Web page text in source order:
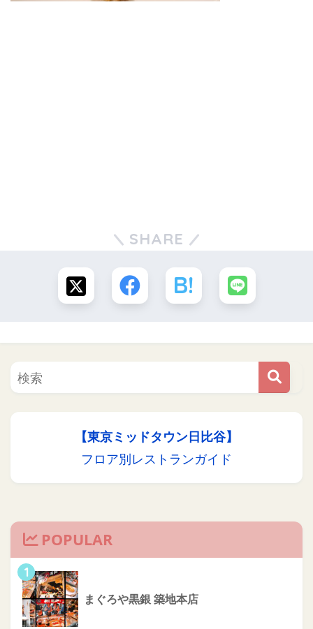
SHARE
【東京ミッドタウン日比谷】
フロア別レストランガイド
POPULAR
1
まぐろや黒銀 築地本店